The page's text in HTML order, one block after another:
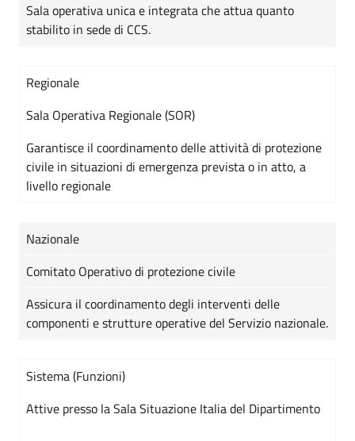
Sala operativa unica e integrata che attua quanto
stabilito in sede di CCS.
Regionale
Sala Operativa Regionale (SOR)
Garantisce il coordinamento delle attività di protezione
civile in situazioni di emergenza prevista o in atto, a
livello regionale
Nazionale
Comitato Operativo di protezione civile
Assicura il coordinamento degli interventi delle
componenti e strutture operative del Servizio nazionale.
Sistema (Funzioni)
Attive presso la Sala Situazione Italia del Dipartimento